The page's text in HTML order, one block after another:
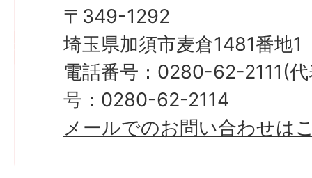
〒349-1292
埼玉県加須市麦倉1481番地1
電話番号：0280-62-2111(
号：0280-62-2114
メールでのお問い合わせは